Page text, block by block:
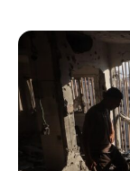
“Funeral para